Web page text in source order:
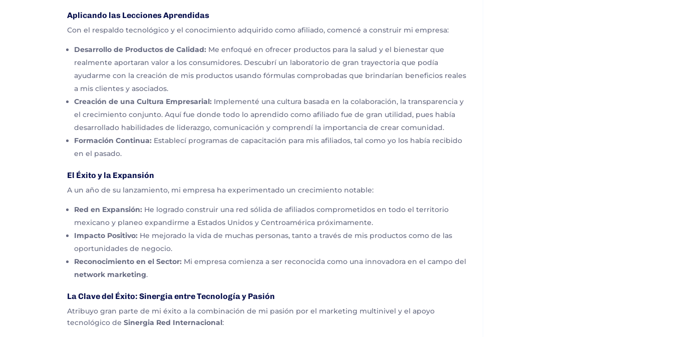
Aplicando las Lecciones Aprendidas
Con el respaldo tecnológico y el conocimiento adquirido como afiliado, comencé a construir mi empresa:
Desarrollo de Productos de Calidad: Me enfoqué en ofrecer productos para la salud y el bienestar que
realmente aportaran valor a los consumidores. Descubrí un laboratorio de gran trayectoria que podía
ayudarme con la creación de mis productos usando fórmulas comprobadas que brindarían beneficios reales
a mis clientes y asociados.
Creación de una Cultura Empresarial: Implementé una cultura basada en la colaboración, la transparencia y
el crecimiento conjunto. Aquí fue donde todo lo aprendido como afiliado fue de gran utilidad, pues había
desarrollado habilidades de liderazgo, comunicación y comprendí la importancia de crear comunidad.
Formación Continua: Establecí programas de capacitación para mis afiliados, tal como yo los había recibido
en el pasado.
El Éxito y la Expansión
A un año de su lanzamiento, mi empresa ha experimentado un crecimiento notable:
Red en Expansión: He logrado construir una red sólida de afiliados comprometidos en todo el territorio
mexicano y planeo expandirme a Estados Unidos y Centroamérica próximamente.
Impacto Positivo: He mejorado la vida de muchas personas, tanto a través de mis productos como de las
oportunidades de negocio.
Reconocimiento en el Sector: Mi empresa comienza a ser reconocida como una innovadora en el campo del
network marketing.
La Clave del Éxito: Sinergia entre Tecnología y Pasión
Atribuyo gran parte de mi éxito a la combinación de mi pasión por el marketing multinivel y el apoyo
tecnológico deSinergia Red Internacional: